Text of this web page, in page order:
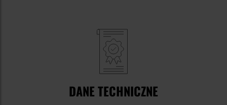
DANE TECHNICZNE